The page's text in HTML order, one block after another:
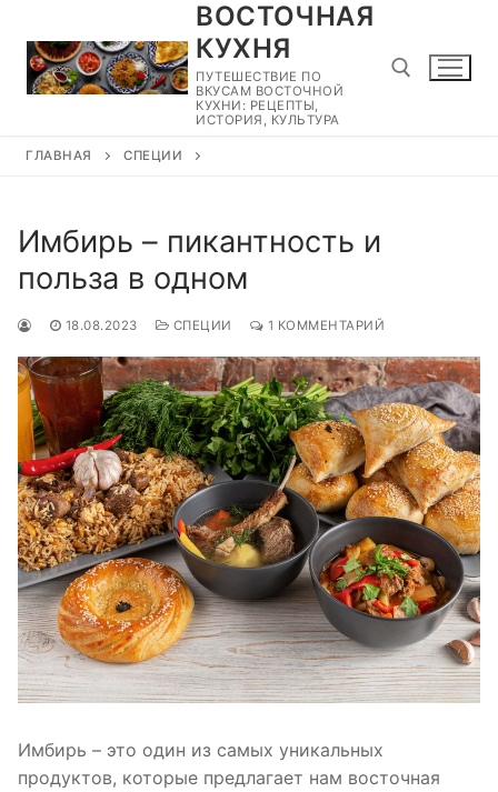
содержимому
ВОСТОЧНАЯ
КУХНЯ
ПУТЕШЕСТВИЕ ПО
ВКУСАМ ВОСТОЧНОЙ
КУХНИ: РЕЦЕПТЫ,
ИСТОРИЯ, КУЛЬТУРА
ГЛАВНАЯ СПЕЦИИ
Имбирь – пикантность и
польза в одном
18.08.2023 СПЕЦИИ 1 КОММЕНТАРИЙ
Имбирь – это один из самых уникальных
продуктов, которые предлагает нам восточная